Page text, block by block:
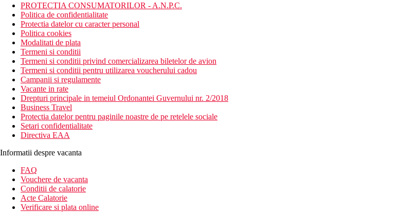
PROTECTIA CONSUMATORILOR - A.N.P.C.
Politica de confidentialitate
Protectia datelor cu caracter personal
Politica cookies
Modalitati de plata
Termeni si conditii
Termeni si conditii privind comercializarea biletelor de avion
Termeni si conditii pentru utilizarea voucherului cadou
Campanii si regulamente
Vacante in rate
Drepturi principale in temeiul Ordonantei Guvernului nr. 2/2018
Business Travel
Protectia datelor pentru paginile noastre de pe retelele sociale
Setari confidentialitate
Directiva EAA
Informatii despre vacanta
FAQ
Vouchere de vacanta
Conditii de calatorie
Acte Calatorie
Verificare si plata online